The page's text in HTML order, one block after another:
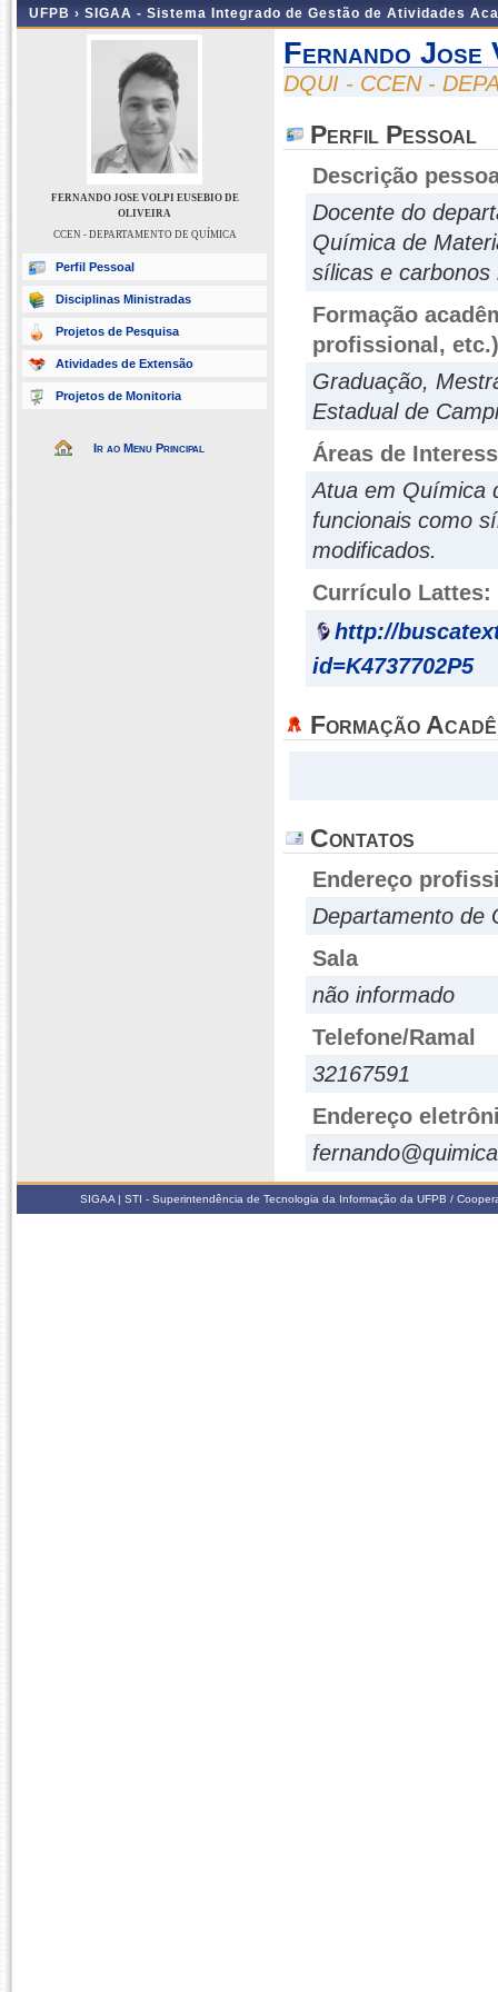
UFPB › SIGAA - Sistema Integrado de Gestão de Atividades
FERNANDO JOSE VOLPI EUSEBIO DE
OLIVEIRA
CCEN - DEPARTAMENTO DE QUÍMICA
Perfil Pessoal
Disciplinas Ministradas
Projetos de Pesquisa
Atividades de Extensão
Projetos de Monitoria
Ir ao Menu Principal
Fernando Jose
DQUI - CCEN -
Perfil Pessoal
Descrição
Docente do
Química de
sílicas e carbonos
Formação
profissional, etc.)
Graduação,
Estadual de
Áreas de
Atua em Química
funcionais como
modificados.
Currículo Lattes:
http://
id=K4737702P5
Formação
Contatos
Endereço
Departamento de
Sala
não informado
Telefone/Ramal
32167591
Endereço
SIGAA | STI - Superintendência de Tecnologia da Informação da UFPB /